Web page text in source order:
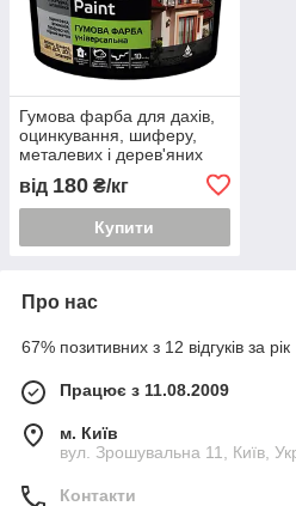
Гумова фарба для дахів,
оцинкування, шиферу,
металевих і дерев'яних
від 180 ₴/кг
Купити
Про нас
67% позитивних з 12 відгуків за рік
Працює з 11.08.2009
м. Київ
вул. Зрошувальна 11, Київ,
Контакти